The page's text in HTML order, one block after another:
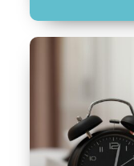
Mental Health,
Wellness